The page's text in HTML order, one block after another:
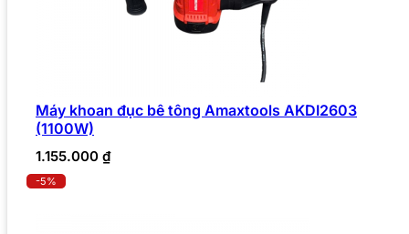
Máy khoan đục bê tông Amaxtools AKDI2603
(1100W)
1.155.000 ₫
-5%